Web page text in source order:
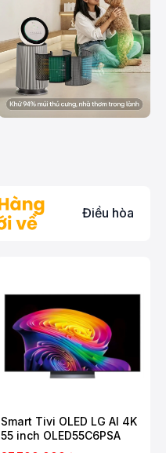
Điều hòa
Smart Tivi OLED LG AI 4K
55 inch OLED55C6PSA